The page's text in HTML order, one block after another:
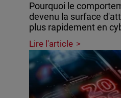
Pourquoi le
devenu la surface
plus rapidement en
Lire l'article